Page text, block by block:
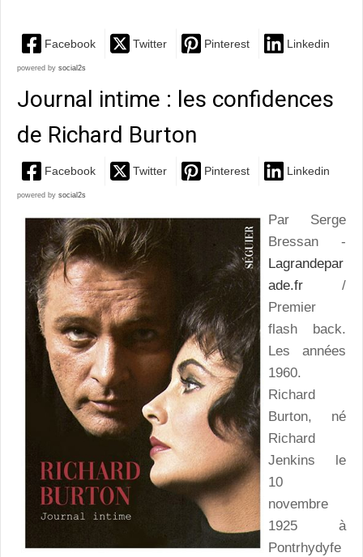
Facebook Twitter Pinterest Linkedin
powered by social2s
Journal intime : les confidences
de Richard Burton
Facebook Twitter Pinterest Linkedin
powered by social2s
Par Serge
Bressan -
Lagrandepar
ade.fr /
Premier
flash back.
Les années
1960.
Richard
Burton, né
Richard
Jenkins le
10
novembre
1925 à
Pontrhydyfe